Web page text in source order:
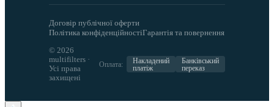
Договір публічної оферти
Політика конфіденційностіГарантія та повернення
© 2026
multifilters ·
Усі права
захищені
Оплата:
Накладений
платіж
Банківський
переказ